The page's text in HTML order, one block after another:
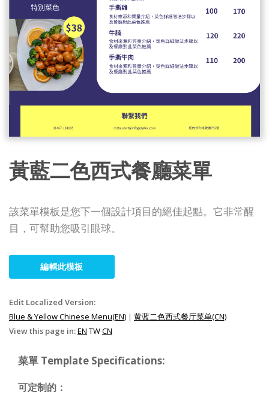
黃藍二色西式餐廳菜單
該菜單模板是您下一個設計項目的絕佳起點。它非常醒
目，可幫助您吸引眼球。
編輯此模板
Edit Localized Version:
Blue & Yellow Chinese Menu(EN) | 黄蓝二色西式餐厅菜单(CN)
View this page in:EN TWCN
菜單 Template Specifications:
可定制的：